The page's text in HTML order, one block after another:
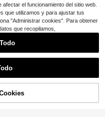
AÑADIR A LA BOLSA
el funcionamiento del sitio web.
que utilizamos y para ajustar tus
"Administrar cookies". Para obtener
que recopilamos,